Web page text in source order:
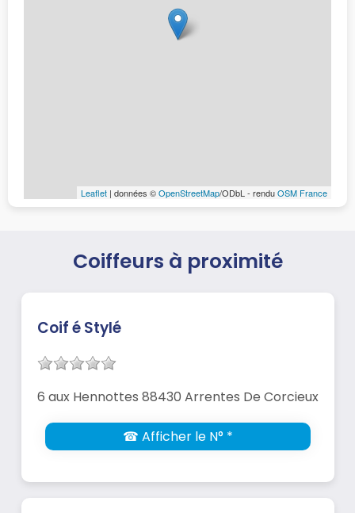
Leaflet | données ©OpenStreetMap/ODbL - renduOSM France
Coiffeurs à proximité
Coif é Stylé
6 aux Hennottes 88430 Arrentes De Corcieux
☎ Afficher le N° *